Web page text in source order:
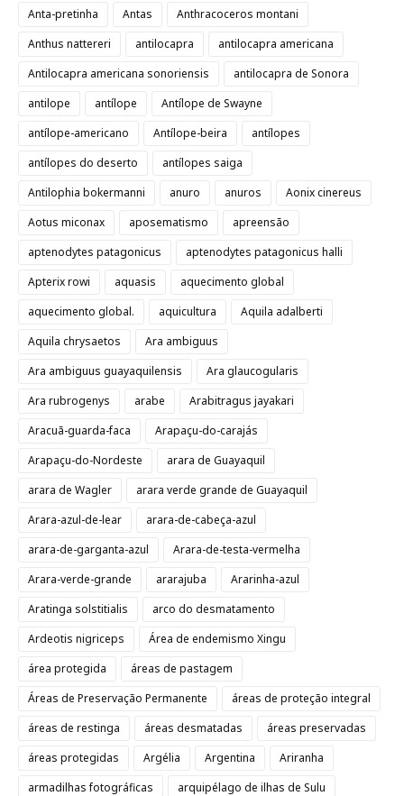
Anta-pretinha
Antas
Anthracoceros montani
Anthus nattereri
antilocapra
antilocapra americana
Antilocapra americana sonoriensis
antilocapra de Sonora
antilope
antílope
Antílope de Swayne
antílope-americano
Antílope-beira
antílopes
antílopes do deserto
antílopes saiga
Antilophia bokermanni
anuro anuros
Aonix cinereus
Aotus miconax
aposematismo
apreensão
aptenodytes patagonicus
aptenodytes patagonicus halli
Apterix rowi
aquasis
aquecimento global
aquecimento global.
aquicultura
Aquila adalberti
Aquila chrysaetos
Ara ambiguus
Ara ambiguus guayaquilensis
Ara glaucogularis
Ara rubrogenys
arabe
Arabitragus jayakari
Aracuã-guarda-faca
Arapaçu-do-carajás
Arapaçu-do-Nordeste
arara de Guayaquil
arara de Wagler
arara verde grande de Guayaquil
Arara-azul-de-lear
arara-de-cabeça-azul
arara-de-garganta-azul
Arara-de-testa-vermelha
Arara-verde-grande
ararajuba
Ararinha-azul
Aratinga solstitialis
arco do desmatamento
Ardeotis nigriceps
Área de endemismo Xingu
área protegida
áreas de pastagem
Áreas de Preservação Permanente
áreas de proteção integral
áreas de restinga
áreas desmatadas
áreas preservadas
áreas protegidas
Argélia Argentina
Ariranha
armadilhas fotográficas
arquipélago de ilhas de Sulu